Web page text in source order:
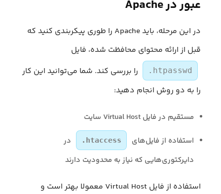
عبور در Apache
در این مرحله، باید Apache را طوری پیکربندی کنید که
قبل از ارائه محتوای محافظت شده، فایل
.htpasswd
را بررسی کند. شما می‌توانید این کار
را به دو روش انجام دهید:
مستقیم در فایل Virtual Host سایت
استفاده از فایل‌های .htaccess
در
دایرکتوری‌هایی که نیاز به محدودیت دارند
استفاده از فایل Virtual Host معمولا بهتر است و